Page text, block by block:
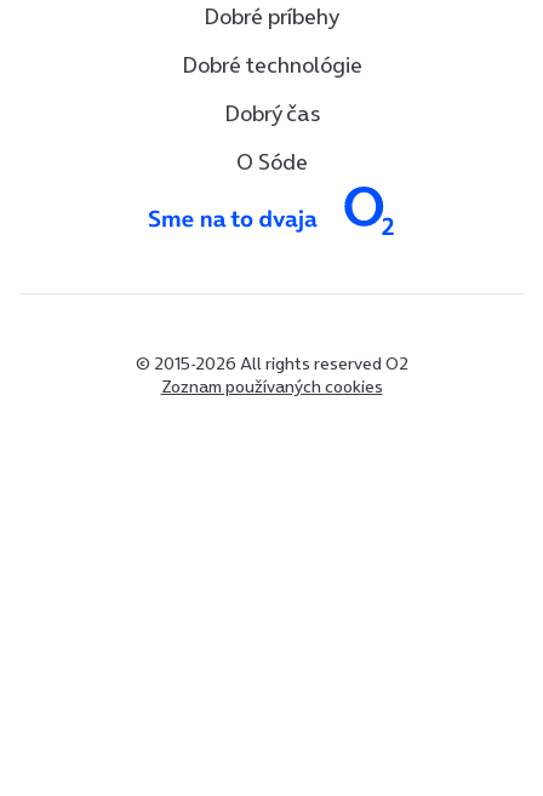
Dobré príbehy
Dobré technológie
Dobrý čas
O Sóde
© 2015-2026 All rights reserved O2
Zoznam používaných cookies